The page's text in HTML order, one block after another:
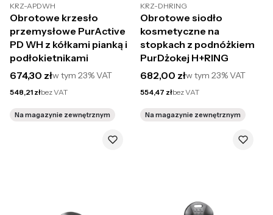
KRZ-APDWH
Obrotowe krzesło
przemysłowe PurActive
PD WH z kółkami pianką i
podłokietnikami
Cena brutto
674,30 złw tym 23%VAT
Cena netto
548,21 złbez VAT
Na magazynie zewnętrznym
KRZ-DHRING
Obrotowe siodło
kosmetyczne na
stopkach z podnóżkiem
PurDżokej H+RING
Cena brutto
682,00 złw tym23%VAT
Cena netto
554,47 złbez VAT
Na magazynie zewnętrznym